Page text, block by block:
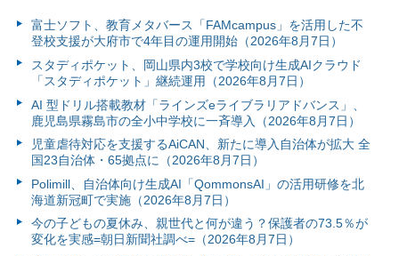
富⼠ソフト、教育メタバース「FAMcampus」を活用した不
登校支援が大府市で4年目の運用開始（2026年8月7日）
スタディポケット、岡山県内3校で学校向け生成AIクラウド
「スタディポケット」継続運用（2026年8月7日）
AI 型ドリル搭載教材「ラインズeライブラリアドバンス」、
鹿児島県霧島市の全小中学校に一斉導入（2026年8月7日）
児童虐待対応を支援するAiCAN、新たに導入自治体が拡大 全
国23自治体・65拠点に（2026年8月7日）
Polimill、自治体向け生成AI「QommonsAI」の活用研修を北
海道新冠町で実施（2026年8月7日）
今の子どもの夏休み、親世代と何が違う？保護者の73.5％が
変化を実感=朝日新聞社調べ=（2026年8月7日）